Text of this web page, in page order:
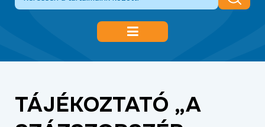
KÖZLEKEDÉSFEJLESZTÉS
TÁJÉKOZTATÓ „A